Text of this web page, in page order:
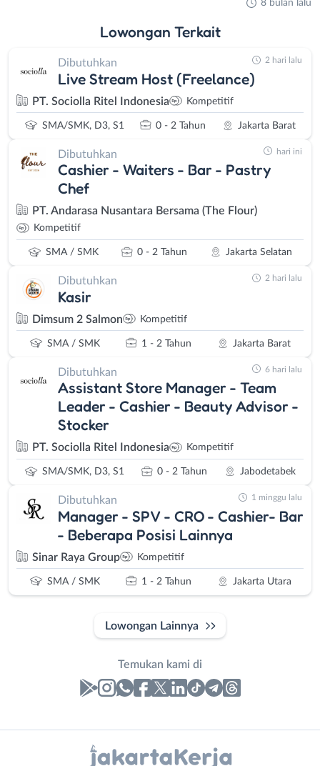
8 bulan lalu
Lowongan Terkait
Dibutuhkan
Live Stream Host (Freelance)
PT. Sociolla Ritel Indonesia Kompetitif
SMA/SMK, D3, S1 0 - 2 Tahun Jakarta Barat
2 hari lalu
Dibutuhkan
Cashier - Waiters - Bar - Pastry
Chef
PT. Andarasa Nusantara Bersama (The Flour)
Kompetitif
SMA / SMK 0 - 2 Tahun Jakarta Selatan
hari ini
Dibutuhkan
Kasir
Dimsum 2 Salmon Kompetitif
SMA / SMK 1 - 2 Tahun Jakarta Barat
2 hari lalu
Dibutuhkan
Assistant Store Manager - Team
Leader - Cashier - Beauty Advisor -
Stocker
PT. Sociolla Ritel Indonesia Kompetitif
SMA/SMK, D3, S1 0 - 2 Tahun Jabodetabek
6 hari lalu
Dibutuhkan
Manager - SPV - CRO - Cashier- Bar
- Beberapa Posisi Lainnya
Sinar Raya Group Kompetitif
SMA / SMK 1 - 2 Tahun Jakarta Utara
1 minggu lalu
Lowongan Lainnya
Temukan kami di